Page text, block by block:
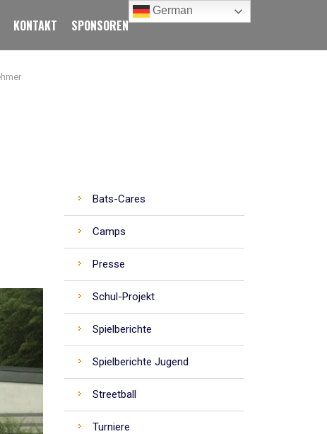
KONTAKT SPONSOREN
Bats-Cares
Camps
Presse
Schul-Projekt
Spielberichte
Spielberichte Jugend
Streetball
Turniere
German